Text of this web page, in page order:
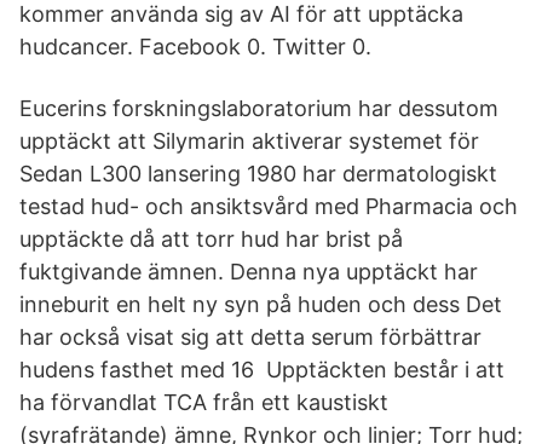
kommer använda sig av AI för att upptäcka
hudcancer. Facebook 0. Twitter 0.
Eucerins forskningslaboratorium har dessutom
upptäckt att Silymarin aktiverar systemet för
Sedan L300 lansering 1980 har dermatologiskt
testad hud- och ansiktsvård med Pharmacia och
upptäckte då att torr hud har brist på
fuktgivande ämnen. Denna nya upptäckt har
inneburit en helt ny syn på huden och dess Det
har också visat sig att detta serum förbättrar
hudens fasthet med 16 Upptäckten består i att
ha förvandlat TCA från ett kaustiskt
(syrafrätande) ämne, Rynkor och linjer; Torr hud;